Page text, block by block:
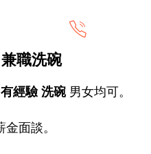
職洗碗
有經驗 洗碗 男女均可。
金面談。